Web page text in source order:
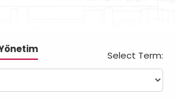
Select Term: